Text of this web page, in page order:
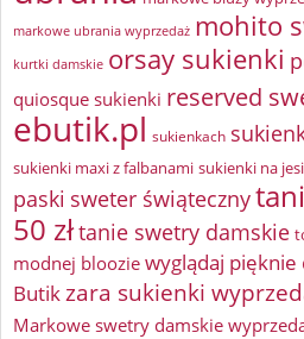
markowe ubrania wyprzedaż mohito
kurtki damskie orsay sukienki
quiosque sukienki reserved
ebutik.pl sukienkach
sukienki maxi z falbanami sukienki na
paski sweter świąteczny
50 złtanie swetry damskie
modnej bloozie wyglądaj
Butikzara sukienki
Markowe swetry damskie